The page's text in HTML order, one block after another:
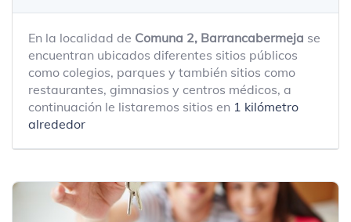
En la localidad de Comuna 2, Barrancabermeja se
encuentran ubicados diferentes sitios públicos
como colegios, parques y también sitios como
restaurantes, gimnasios y centros médicos, a
continuación le listaremos sitios en 1 kilómetro
alrededor